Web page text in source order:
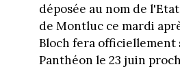
déposée au nom de
de Montluc ce mardi
Bloch fera officiellement
Panthéon le 23 juin